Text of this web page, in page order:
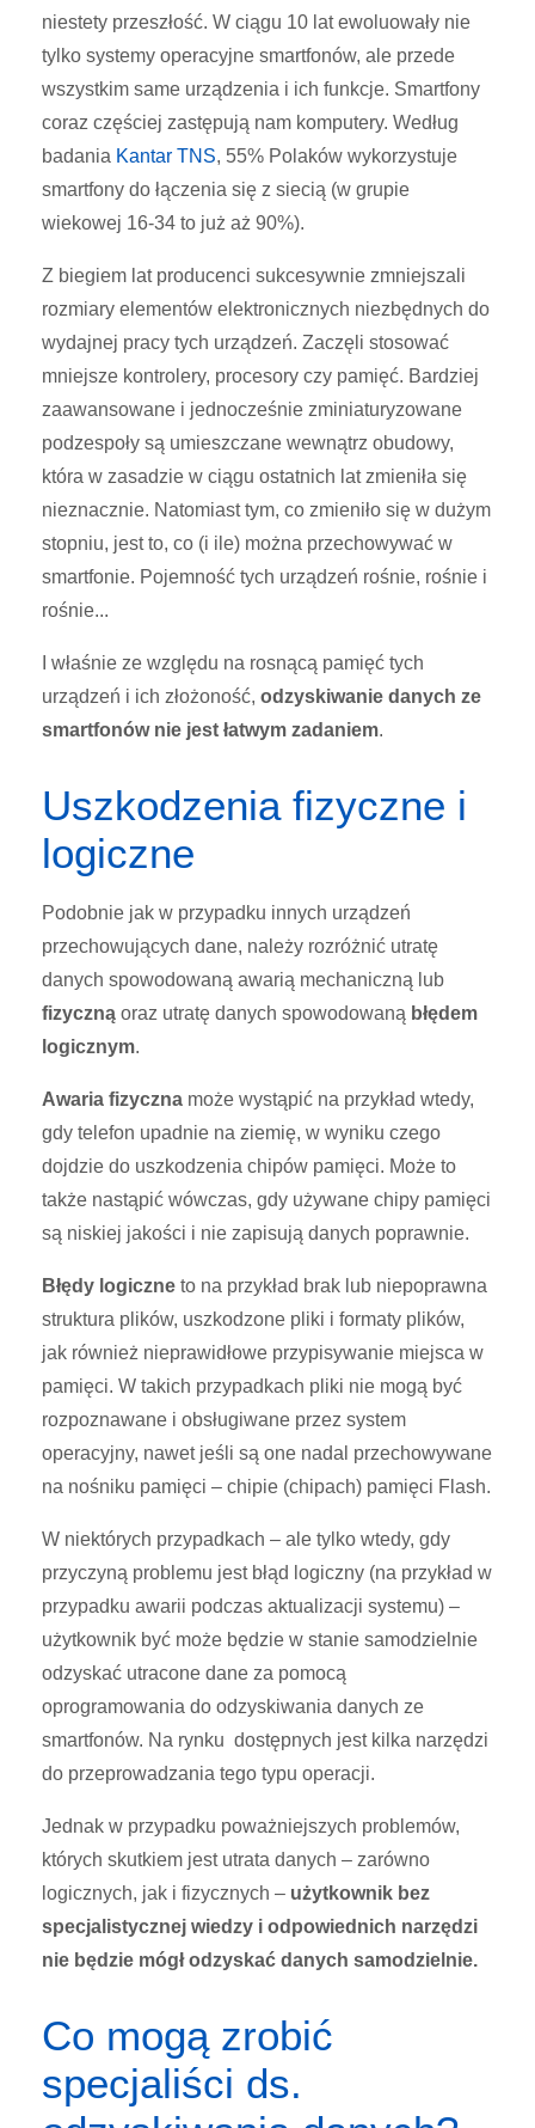
niestety przeszłość. W ciągu 10 lat ewoluowały nie
tylko systemy operacyjne smartfonów, ale przede
wszystkim same urządzenia i ich funkcje. Smartfony
coraz częściej zastępują nam komputery. Według
badania Kantar TNS, 55% Polaków wykorzystuje
smartfony do łączenia się z siecią (w grupie
wiekowej 16-34 to już aż 90%).
Z biegiem lat producenci sukcesywnie zmniejszali
rozmiary elementów elektronicznych niezbędnych do
wydajnej pracy tych urządzeń. Zaczęli stosować
mniejsze kontrolery, procesory czy pamięć. Bardziej
zaawansowane i jednocześnie zminiaturyzowane
podzespoły są umieszczane wewnątrz obudowy,
która w zasadzie w ciągu ostatnich lat zmieniła się
nieznacznie. Natomiast tym, co zmieniło się w dużym
stopniu, jest to, co (i ile) można przechowywać w
smartfonie. Pojemność tych urządzeń rośnie, rośnie i
rośnie...
I właśnie ze względu na rosnącą pamięć tych
urządzeń i ich złożoność, odzyskiwanie danych ze
smartfonów nie jest łatwym zadaniem.
Uszkodzenia fizyczne i
logiczne
Podobnie jak w przypadku innych urządzeń
przechowujących dane, należy rozróżnić utratę
danych spowodowaną awarią mechaniczną lub
fizyczną oraz utratę danych spowodowaną błędem
logicznym.
Awaria fizyczna może wystąpić na przykład wtedy,
gdy telefon upadnie na ziemię, w wyniku czego
dojdzie do uszkodzenia chipów pamięci. Może to
także nastąpić wówczas, gdy używane chipy pamięci
są niskiej jakości i nie zapisują danych poprawnie.
Błędy logiczne to na przykład brak lub niepoprawna
struktura plików, uszkodzone pliki i formaty plików,
jak również nieprawidłowe przypisywanie miejsca w
pamięci. W takich przypadkach pliki nie mogą być
rozpoznawane i obsługiwane przez system
operacyjny, nawet jeśli są one nadal przechowywane
na nośniku pamięci – chipie (chipach) pamięci Flash.
W niektórych przypadkach – ale tylko wtedy, gdy
przyczyną problemu jest błąd logiczny (na przykład w
przypadku awarii podczas aktualizacji systemu) –
użytkownik być może będzie w stanie samodzielnie
odzyskać utracone dane za pomocą
oprogramowania do odzyskiwania danych ze
smartfonów. Na rynku dostępnych jest kilka narzędzi
do przeprowadzania tego typu operacji.
Jednak w przypadku poważniejszych problemów,
których skutkiem jest utrata danych – zarówno
logicznych, jak i fizycznych – użytkownik bez
specjalistycznej wiedzy i odpowiednich narzędzi
nie będzie mógł odzyskać danych samodzielnie.
Co mogą zrobić
specjaliści ds.